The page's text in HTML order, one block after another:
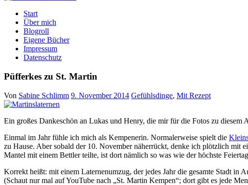
Start
Über mich
Blogroll
Eigene Bücher
Impressum
Datenschutz
Püfferkes zu St. Martin
Von Sabine Schlimm 9. November 2014 Gefühlsdinge, Mit Rezept
Ein großes Dankeschön an Lukas und Henry, die mir für die Fotos zu diesem
Einmal im Jahr fühle ich mich als Kempenerin. Normalerweise spielt die
zu Hause. Aber sobald der 10. November näherrückt, denke ich plötzlich mit
Mantel mit einem Bettler teilte, ist dort nämlich so was wie der höchste
Korrekt heißt: mit einem Laternenumzug, der jedes Jahr die gesamte Stadt in
(Schaut nur mal auf YouTube nach „St. Martin Kempen“; dort gibt es jede